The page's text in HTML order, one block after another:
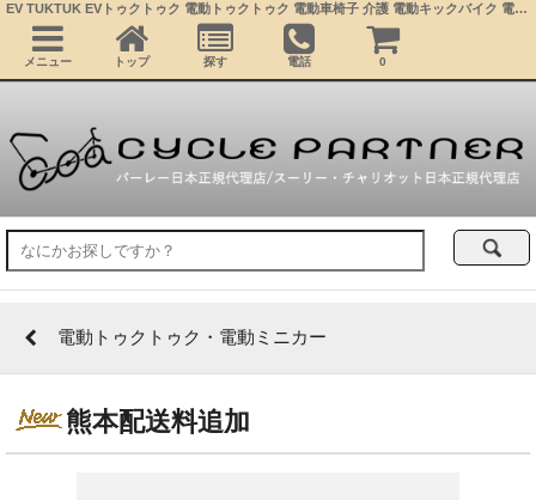
電動トゥクトゥク・電動ミニカー
熊本配送料追加
EV TUKTUK EVトゥクトゥク 電動トゥクトゥク 電動車椅子 介護 電動キックバイク 電動ミニカー 公道走行可能 屋根付きバイク 超小型モビリティー 4輪車 移動 充電 学生 近距離通勤 コムス サイクルトレーラー ベビーカー
メニュー トップ 探す 電話 0